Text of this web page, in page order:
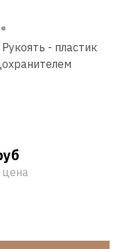
- пластик